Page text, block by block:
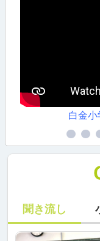
白金小
聞き流し